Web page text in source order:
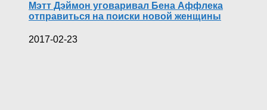
Мэтт Дэймон уговаривал Бена Аффлека
отправиться на поиски новой женщины
2017-02-23